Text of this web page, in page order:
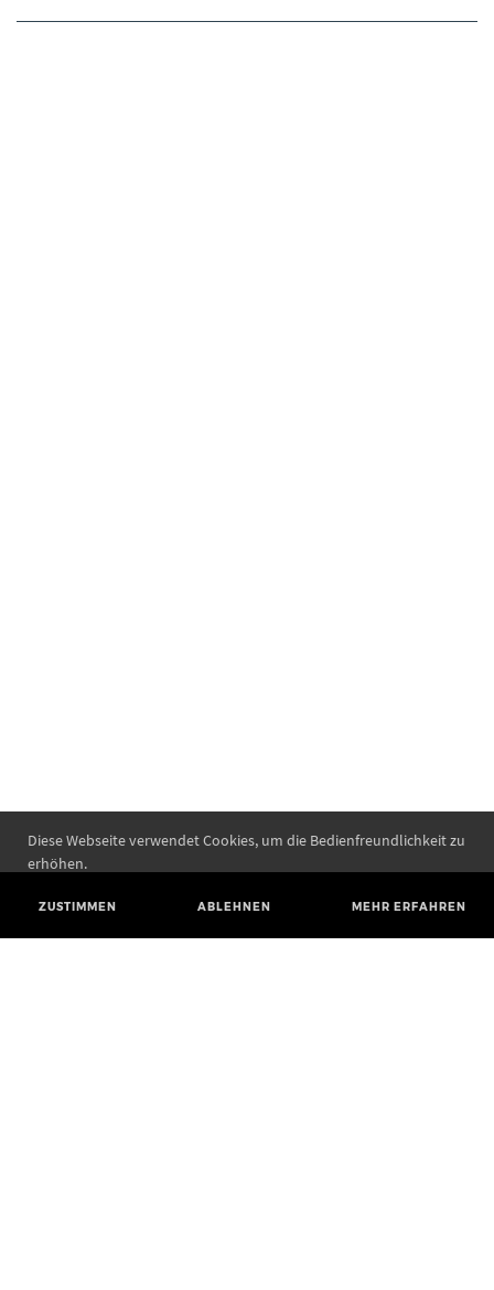
Diese Webseite verwendet Cookies, um die Bedienfreundlichkeit zu
erhöhen.
ZUSTIMMEN ABLEHNEN MEHR ERFAHREN